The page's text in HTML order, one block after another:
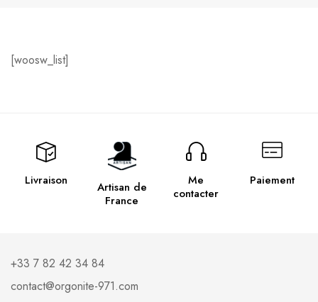
[woosw_list]
Livraison
Artisan de
France
Me
contacter
Paiement
+33 7 82 42 34 84
contact@orgonite-971.com